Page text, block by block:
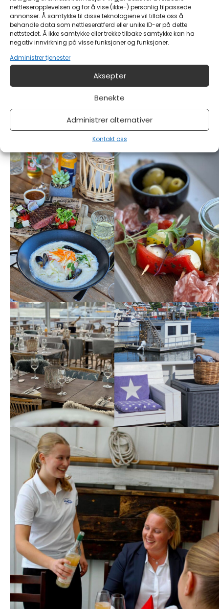
nettleseropplevelsen og for å vise (ikke-) personlig tilpassede
annonser. Å samtykke til disse teknologiene vil tillate oss å
behandle data som nettleseratferd eller unike ID-er på dette
nettstedet. Å ikke samtykke eller trekke tilbake samtykke kan ha
negativ innvirkning på visse funksjoner og funksjoner.
Administrer tjenester
Aksepter
Benekte
Administrer alternativer
Kontakt oss